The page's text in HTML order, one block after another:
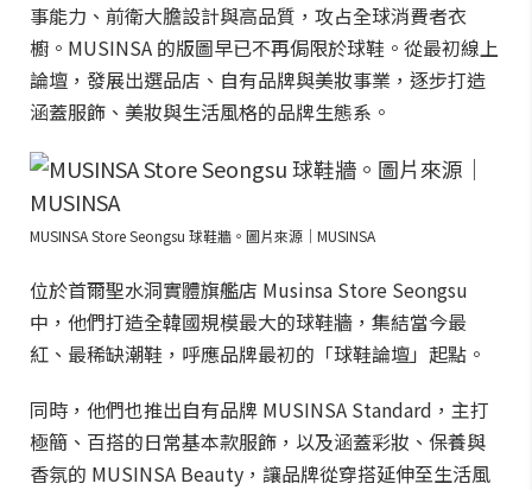
事能力、前衛大膽設計與高品質，攻占全球消費者衣
櫥。MUSINSA 的版圖早已不再侷限於球鞋。從最初線上
論壇，發展出選品店、自有品牌與美妝事業，逐步打造
涵蓋服飾、美妝與生活風格的品牌生態系。
MUSINSA Store Seongsu 球鞋牆。圖片來源｜MUSINSA
位於首爾聖水洞實體旗艦店 Musinsa Store Seongsu
中，他們打造全韓國規模最大的球鞋牆，集結當今最
紅、最稀缺潮鞋，呼應品牌最初的「球鞋論壇」起點。
同時，他們也推出自有品牌 MUSINSA Standard，主打
極簡、百搭的日常基本款服飾，以及涵蓋彩妝、保養與
香氛的 MUSINSA Beauty，讓品牌從穿搭延伸至生活風